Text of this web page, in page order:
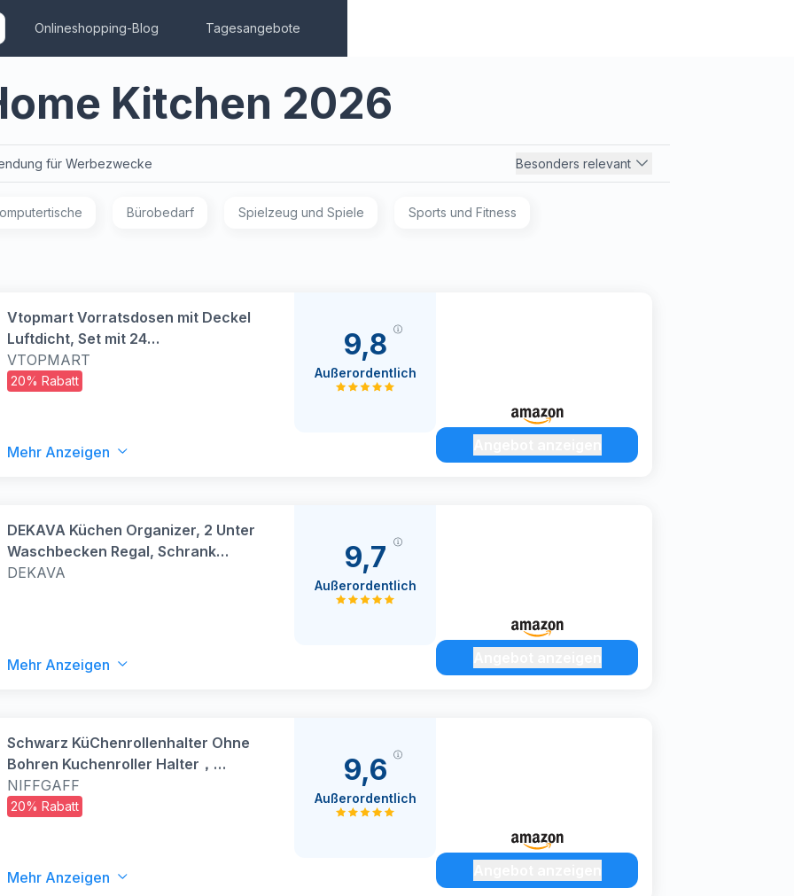
Onlineshopping-Blog Tagesangebote
Kitchen 2026
für Werbezwecke Besonders relevant
Bürobedarf Spielzeug und Spiele Sports und Fitness
Vtopmart Vorratsdosen mit Deckel
Luftdicht, Set mit 24
Vorratsbehälter, BPA-frei, Küchen
Aufbewahrungsboxen für Mehl,
VTOPMART
20% Rabatt
Mehr Anzeigen
9,8
Außerordentlich
DEKAVA Küchen Organizer, 2 Unter
Waschbecken Regal, Schrank
Küchenorganizer mit 4 Haken,
DEKAVA
Mehr Anzeigen
9,7
Außerordentlich
Schwarz KüChenrollenhalter Ohne
Bohren Kuchenroller Halter，
Selbstklebend Praktisch
Rollenhalter Unter Schrank FüR
Wand
NIFFGAFF
20% Rabatt
Mehr Anzeigen
9,6
Außerordentlich